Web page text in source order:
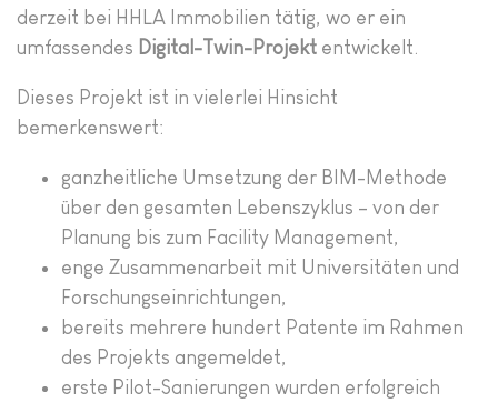
derzeit bei HHLA Immobilien tätig, wo er ein
umfassendes Digital-Twin-Projekt entwickelt.
Dieses Projekt ist in vielerlei Hinsicht
bemerkenswert:
ganzheitliche Umsetzung der BIM-Methode
über den gesamten Lebenszyklus – von der
Planung bis zum Facility Management,
enge Zusammenarbeit mit Universitäten und
Forschungseinrichtungen,
bereits mehrere hundert Patente im Rahmen
des Projekts angemeldet,
erste Pilot-Sanierungen wurden erfolgreich